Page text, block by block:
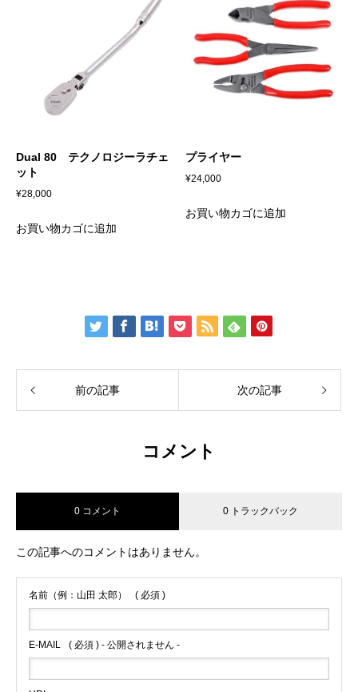
Dual 80 テクノロジーラチェ
ット
¥28,000
お買い物カゴに追加
プライヤー
¥24,000
お買い物カゴに追加
前の記事 次の記事
コメント
0 コメント 0 トラックバック
この記事へのコメントはありません。
名前（例：山田 太郎） ( 必須 )
E-MAIL ( 必須 ) - 公開されません -